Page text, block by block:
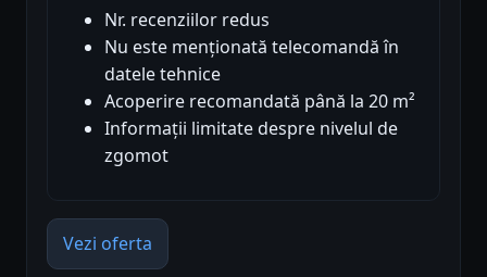
Nr. recenziilor redus
Nu este menționată telecomandă în
datele tehnice
Acoperire recomandată până la 20 m²
Informații limitate despre nivelul de
zgomot
Vezi oferta